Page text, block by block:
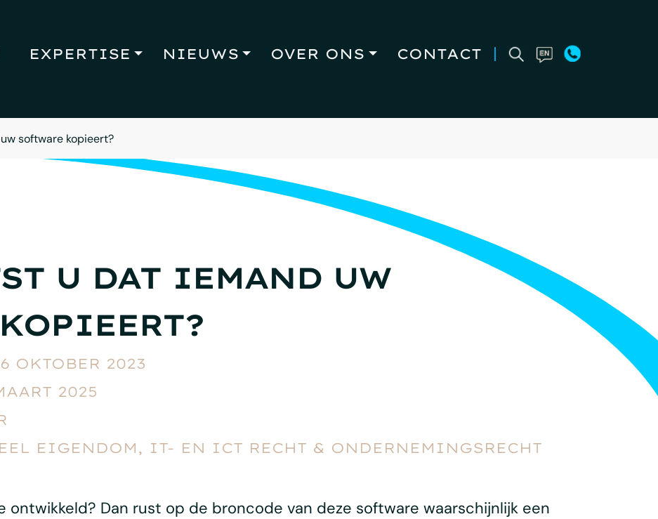
EXPERTISE NIEUWS OVER ONS CONTACT
software kopieert?
U DAT IEMAND UW
OKTOBER 2023
2025
EIGENDOM, IT- EN ICT RECHT & ONDERNEMINGSRECHT
Dan rust op de broncode van deze software waarschijnlijk een